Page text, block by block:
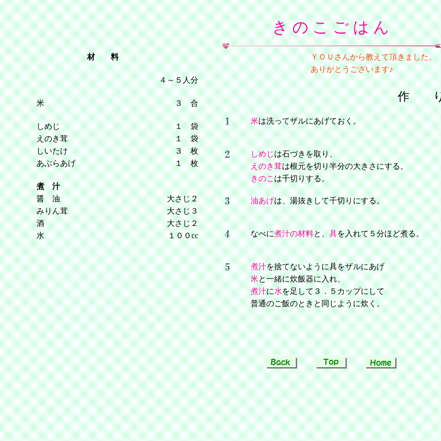
き の こ ご は ん
材 料
４～５人分
米 ３ 合
しめじ
１ 袋
えのき茸
１ 袋
しいたけ
３ 枚
あぶらあげ
１ 枚
煮 汁
醤 油
大さじ２
みりん茸
大さじ３
酒
大さじ２
水
１００cc
ＹＯＵさんから教えて頂きました。
ありがとうございます♪
作
米は洗ってザルにあげておく。
しめじは石づきを取り、
えのき茸は根元を切り半分の大きさにする。
きのこ は千切りする。
油あげは、湯抜きして千切りにする。
なべに煮汁の材料と、 具を入れて５分ほど煮る。
煮汁を捨てないように具をザルにあげ
米と一緒に炊飯器に入れ、
煮汁に水を足して３．５カップにして
普通のご飯のときと同じように炊く。